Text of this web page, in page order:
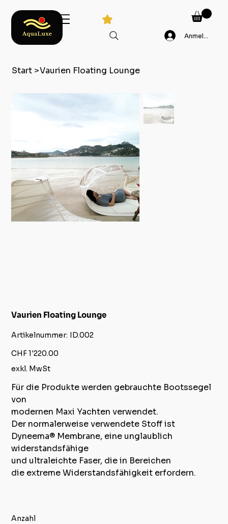
Anmelden
Start >Vaurien Floating Lounge
Vaurien Floating Lounge
Artikelnummer: Artikelnummer:
ID.002
ID.002
Preis
CHF 1'220.00
exkl. MwSt
Für die Produkte werden gebrauchte Bootssegel
von
modernen Maxi Yachten verwendet.
Der normalerweise verwendete Stoff ist
Dyneema® Membrane, eine unglaublich
widerstandsfähige
und ultraleichte Faser, die in Bereichen
die extreme Widerstandsfähigkeit erfordern.
Anzahl